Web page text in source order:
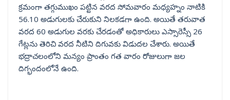
క్రమంగా తగ్గుముఖం పట్టిన వరద సోమవారం మధ్యహ్నం నాటికి
56.10 అడుగులకు చేరుకుని నిలకడగా ఉంది. అయితే తరువాత
వరద 60 అడుగుల వరకు చేరడంతో అధికారులు ఎస్సారెస్సీ 26
గేట్లను తెరిచి వరద నీటిని దిగువకు విడుదల చేశారు. అయితే
భద్రాచలంలోని మన్యం ప్రాంతం గత వారం రోజులుగా జల
దిగ్భందంలోనే ఉంది.